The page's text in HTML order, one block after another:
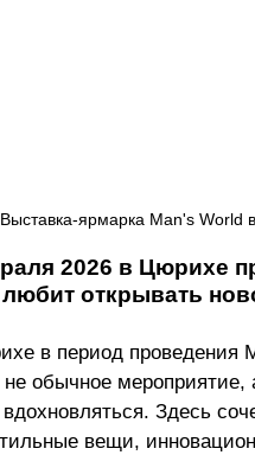
Выставка-ярмарка Man's World
2026 в Цюрихе
открывать
в период проведения
обычное мероприятие,
Здесь
вещи,